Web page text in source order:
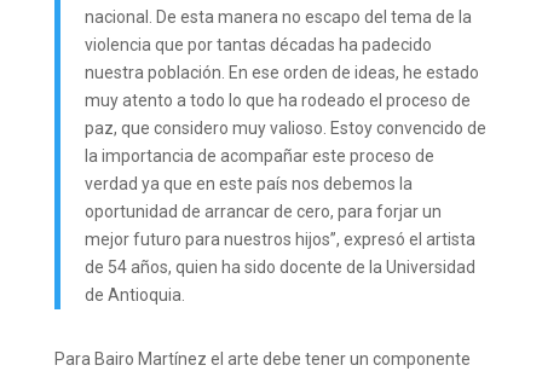
nacional. De esta manera no escapo del tema de la
violencia que por tantas décadas ha padecido
nuestra población. En ese orden de ideas, he estado
muy atento a todo lo que ha rodeado el proceso de
paz, que considero muy valioso. Estoy convencido de
la importancia de acompañar este proceso de
verdad ya que en este país nos debemos la
oportunidad de arrancar de cero, para forjar un
mejor futuro para nuestros hijos”, expresó el artista
de 54 años, quien ha sido docente de la Universidad
de Antioquia.
Para Bairo Martínez el arte debe tener un componente